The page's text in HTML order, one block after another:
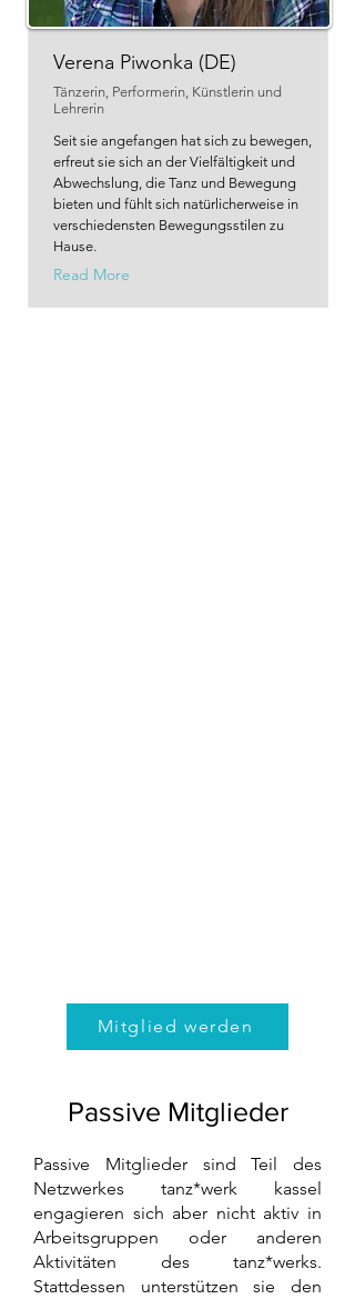
Verena Piwonka (DE)
Tänzerin, Performerin, Künstlerin und
Lehrerin
Seit sie angefangen hat sich zu bewegen,
erfreut sie sich an der Vielfältigkeit und
Abwechslung, die Tanz und Bewegung
bieten und fühlt sich natürlicherweise in
verschiedensten Bewegungsstilen zu
Hause.
Read More
Mitglied werden
Passive Mitglieder
Passive Mitglieder sind Teil des
Netzwerkes tanz*werk kassel
engagieren sich aber nicht aktiv in
Arbeitsgruppen oder anderen
Aktivitäten des tanz*werks.
Stattdessen unterstützen sie den